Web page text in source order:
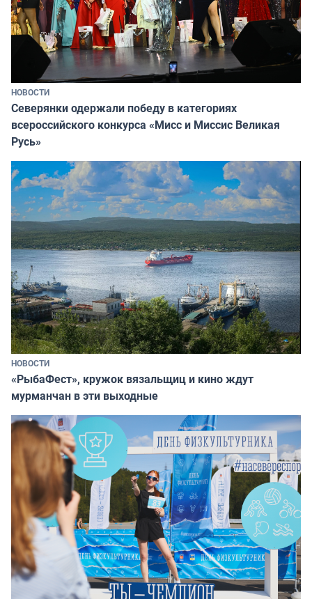
НОВОСТИ
Северянки одержали победу в категориях
всероссийского конкурса «Мисс и Миссис Великая
Русь»
НОВОСТИ
«РыбаФест», кружок вязальщиц и кино ждут
мурманчан в эти выходные